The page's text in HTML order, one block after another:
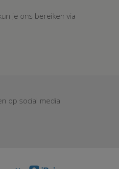
je ons bereiken via
op social media